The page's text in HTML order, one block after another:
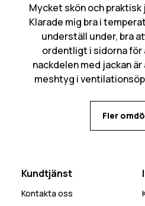
Mycket skön och praktisk
Klarade mig bra i
underställ under, bra
ordentligt i sidorna för
nackdelen med jackan
meshtyg i
alternativ för mobilen
Fler
Kundtjänst
Kontakta oss